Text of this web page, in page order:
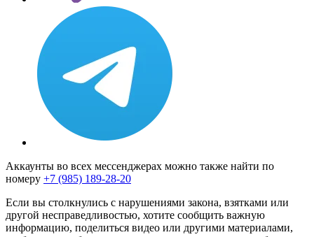
Аккаунты во всех мессенджерах можно также найти по
номеру +7 (985) 189-28-20
Если вы столкнулись с нарушениями закона, взятками или
другой несправедливостью, хотите сообщить важную
информацию, поделиться видео или другими материалами,